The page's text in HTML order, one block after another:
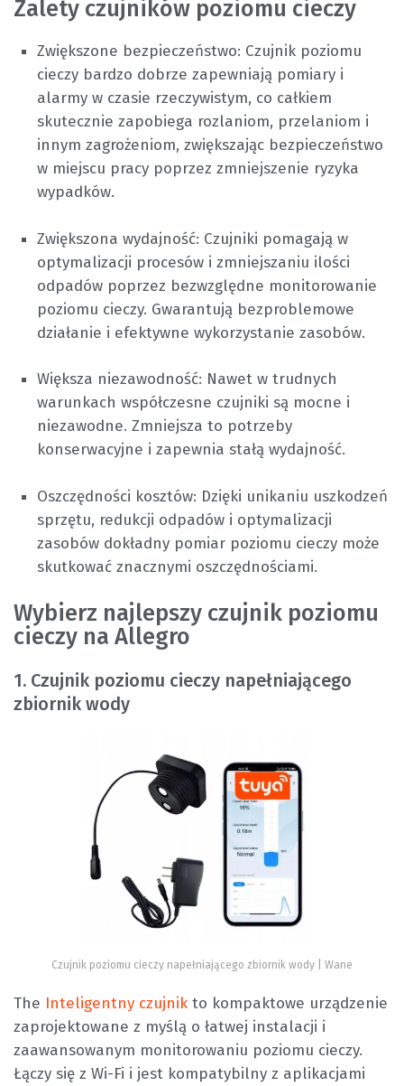
Zalety czujników poziomu cieczy
Zwiększone bezpieczeństwo: Czujnik poziomu
cieczy bardzo dobrze zapewniają pomiary i
alarmy w czasie rzeczywistym, co całkiem
skutecznie zapobiega rozlaniom, przelaniom i
innym zagrożeniom, zwiększając bezpieczeństwo
w miejscu pracy poprzez zmniejszenie ryzyka
wypadków.
Zwiększona wydajność: Czujniki pomagają w
optymalizacji procesów i zmniejszaniu ilości
odpadów poprzez bezwzględne monitorowanie
poziomu cieczy. Gwarantują bezproblemowe
działanie i efektywne wykorzystanie zasobów.
Większa niezawodność: Nawet w trudnych
warunkach współczesne czujniki są mocne i
niezawodne. Zmniejsza to potrzeby
konserwacyjne i zapewnia stałą wydajność.
Oszczędności kosztów: Dzięki unikaniu uszkodzeń
sprzętu, redukcji odpadów i optymalizacji
zasobów dokładny pomiar poziomu cieczy może
skutkować znacznymi oszczędnościami.
Wybierz najlepszy czujnik poziomu
cieczy na Allegro
1. Czujnik poziomu cieczy napełniającego
zbiornik wody
Czujnik poziomu cieczy napełniającego zbiornik wody | Wane
The Inteligentny czujnik to kompaktowe urządzenie
zaprojektowane z myślą o łatwej instalacji i
zaawansowanym monitorowaniu poziomu cieczy.
Łączy się z Wi-Fi i jest kompatybilny z aplikacjami